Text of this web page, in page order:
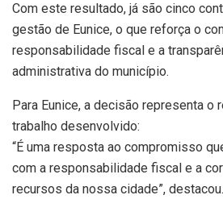
Com este resultado, já são cinco
gestão de Eunice, o que reforça o
responsabilidade fiscal e a
administrativa do município.
Para Eunice, a decisão representa o
trabalho desenvolvido:
“É uma resposta ao compromisso
com a responsabilidade fiscal e a
recursos da nossa cidade”, destacou.